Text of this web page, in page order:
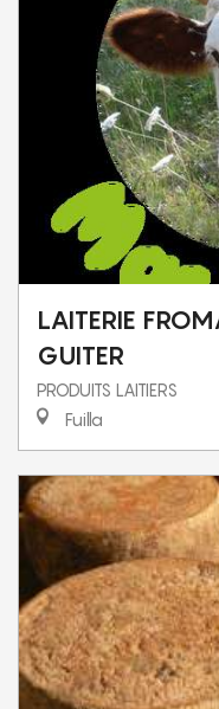
LAITERIE
GUITER
PRODUITS LAITIERS
Fuilla